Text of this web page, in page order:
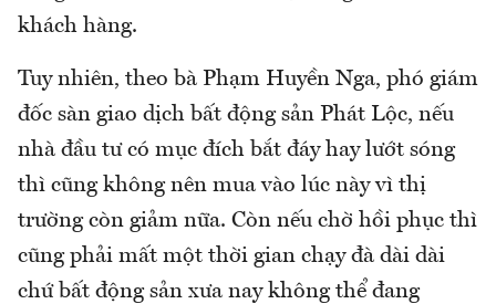
khách hàng.
Tuy nhiên, theo bà Phạm Huyền Nga, phó giám
đốc sàn giao dịch bất động sản Phát Lộc, nếu
nhà đầu tư có mục đích bắt đáy hay lướt sóng
thì cũng không nên mua vào lúc này vì thị
trường còn giảm nữa. Còn nếu chờ hồi phục thì
cũng phải mất một thời gian chạy đà dài dài
chứ bất động sản xưa nay không thể đang